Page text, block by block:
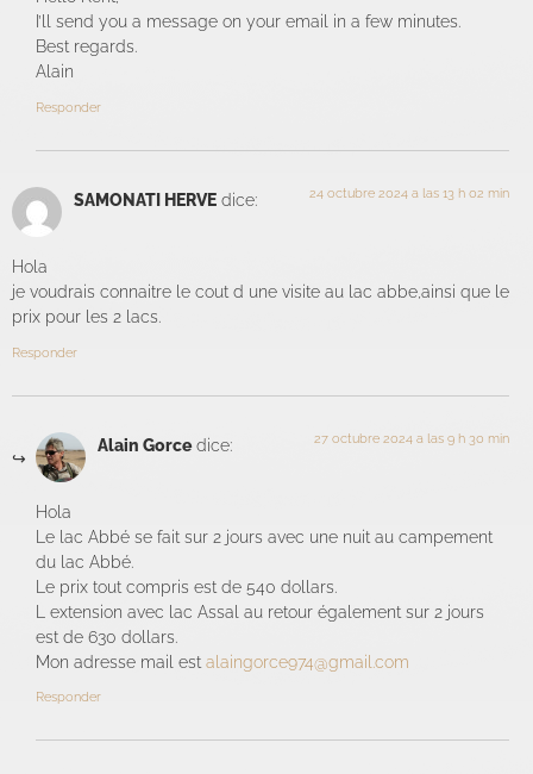
I’ll send you a message on your email in a few minutes.
Best regards.
Alain
Responder
SAMONATI HERVE dice: 24 octubre 2024 a las 13 h 02 min
Hola
je voudrais connaitre le cout d une visite au lac abbe,ainsi que le
prix pour les 2 lacs.
Responder
Alain Gorce dice: 27 octubre 2024 a las 9 h 30 min
Hola
Le lac Abbé se fait sur 2 jours avec une nuit au campement
du lac Abbé.
Le prix tout compris est de 540 dollars.
L extension avec lac Assal au retour également sur 2 jours
est de 630 dollars.
Mon adresse mail est alaingorce974@gmail.com
Responder